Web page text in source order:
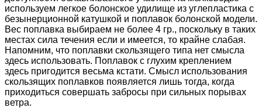
используем легкое болонское удилище из углепластика с
безынерционной катушкой и поплавок болонской модели.
Вес поплавка выбираем не более 4 гр., поскольку в таких
местах сила течения если и имеется, то крайне слабая.
Напомним, что поплавки скользящего типа нет смысла
здесь использовать. Поплавок с глухим креплением
здесь пригодится весьма кстати. Смысл использования
скользящих поплавков появляется лишь тогда, когда
приходиться совершать забросы при сильных порывах
ветра.